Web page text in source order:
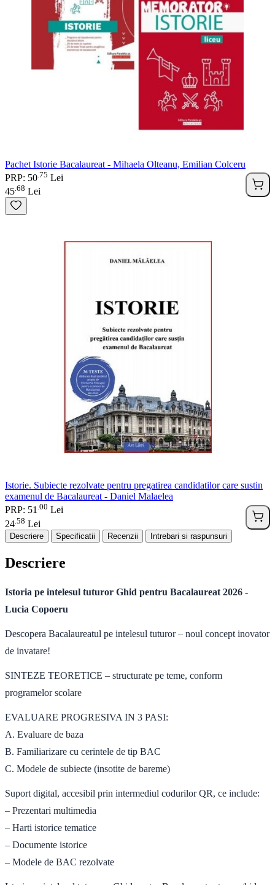
Pachet Istorie Bacalaureat - Mihaela Olteanu, Emilian Colceru
PRP: 50 75 Lei
45 68 Lei
Istorie. Subiecte rezolvate pentru pregatirea candidatilor care sustin
examenul de Bacalaureat - Daniel Malaelea
PRP: 51 00 Lei
24 58 Lei
Descriere Specificatii Recenzii Intrebari si raspunsuri
Descriere
Istoria pe intelesul tuturor Ghid pentru Bacalaureat 2026 -
Lucia Copoeru
Descopera Bacalaureatul pe intelesul tuturor – noul concept inovator
de invatare!
SINTEZE TEORETICE – structurate pe teme, conform
programelor scolare
EVALUARE PROGRESIVA IN 3 PASI:
A. Evaluare de baza
B. Familiarizare cu cerintele de tip BAC
C. Modele de subiecte (insotite de bareme)
Suport digital, accesibil prin intermediul codurilor QR, ce include:
– Prezentari multimedia
– Harti istorice tematice
– Documente istorice
– Modele de BAC rezolvate